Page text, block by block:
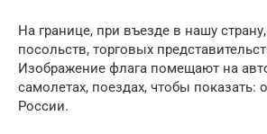
На границе, при въезде в нашу
посольств, торговых
Изображение флага помещают на
самолетах, поездах, чтобы показать:
России.